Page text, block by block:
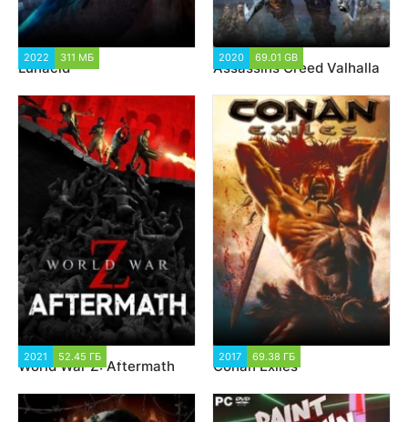
2022 311 МБ
Lunacid
2020 69.01 GB
Assassins Creed Valhalla
2021 52.45 ГБ
World War Z: Aftermath
2017 69.38 ГБ
Conan Exiles